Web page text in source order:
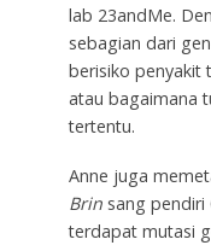
lab 23andMe.
sebagian dari
berisiko penyakit
atau bagaimana
tertentu.
Anne juga
Brinsang pendiri
terdapat mutasi